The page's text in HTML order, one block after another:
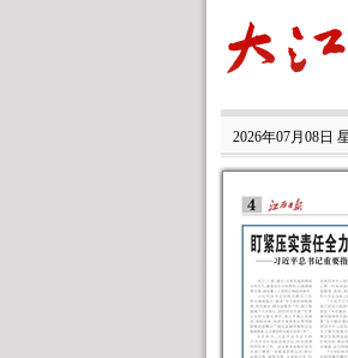
2026年07月08日